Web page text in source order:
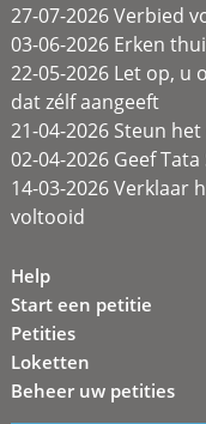
27-07-2026 Verbied
03-06-2026 Erken
22-05-2026 Let op, u
dat zélf aangeeft
21-04-2026 Steun
02-04-2026 Geef
14-03-2026 Verklaar
voltooid
Help
Start een petitie
Petities
Loketten
Beheer uw petities